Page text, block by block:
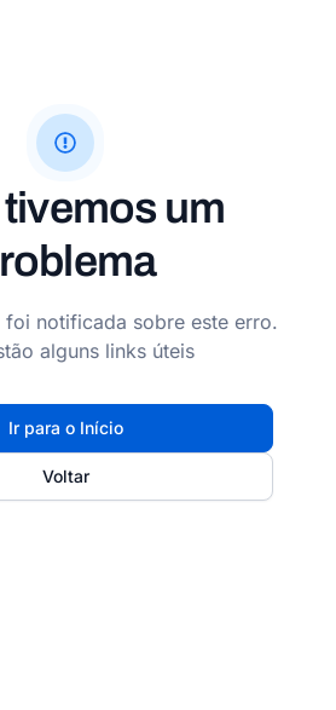
um
foi notificada sobre este erro.
alguns links úteis
Ir para o Início
Voltar